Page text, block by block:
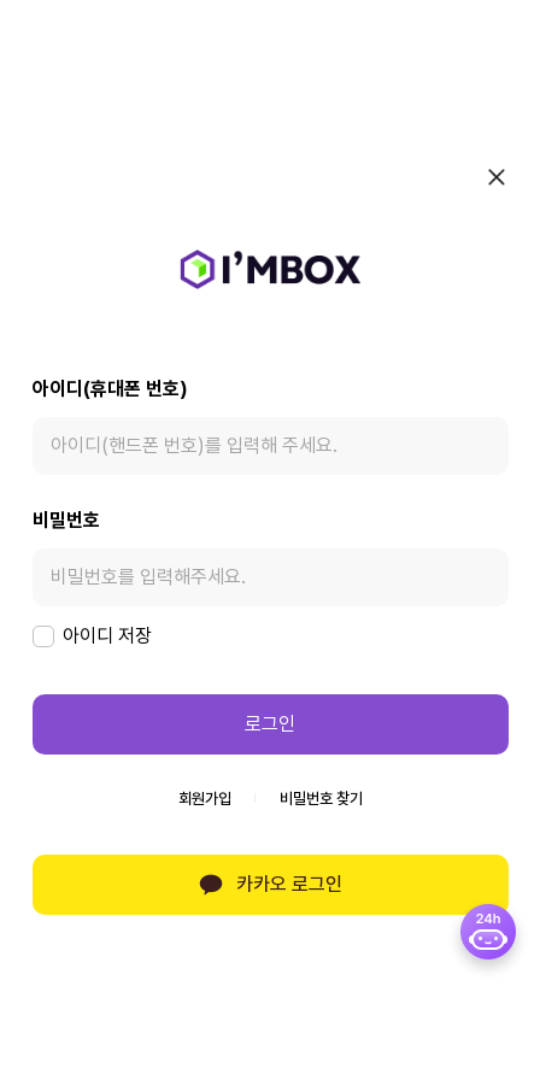
아이디(휴대폰 번호)
비밀번호
아이디 저장
로그인
회원가입 비밀번호 찾기
카카오 로그인